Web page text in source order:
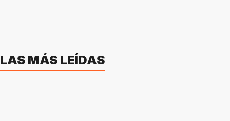
LAS MÁS LEÍDAS